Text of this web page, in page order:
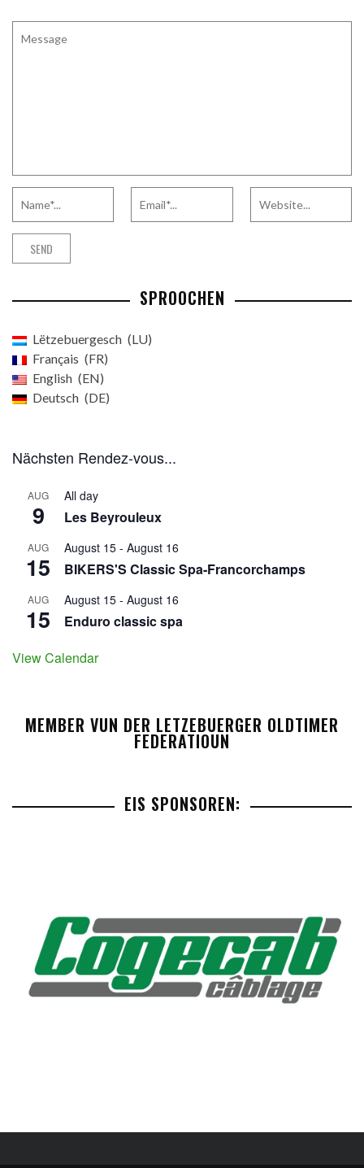
SPROOCHEN
Lëtzebuergesch
LU
Français
FR
English
EN
Deutsch
DE
Nächsten Rendez-vous...
AUG
9
All day
Les Beyrouleux
AUG
15
August 15 - August 16
BIKERS'S Classic Spa-Francorchamps
AUG
15
August 15 - August 16
Enduro classic spa
View Calendar
MEMBER VUN DER LETZEBUERGER OLDTIMER
FEDERATIOUN
EIS SPONSOREN: